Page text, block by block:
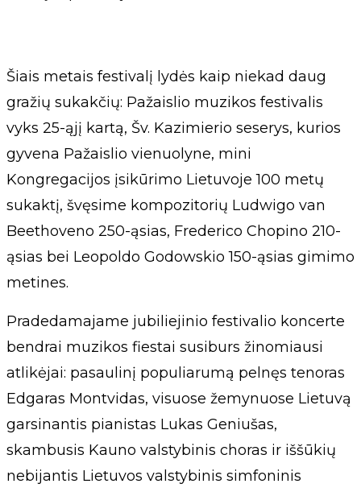
Šiais metais festivalį lydės kaip niekad daug
gražių sukakčių: Pažaislio muzikos festivalis
vyks 25-ąjį kartą, Šv. Kazimierio seserys, kurios
gyvena Pažaislio vienuolyne, mini
Kongregacijos įsikūrimo Lietuvoje 100 metų
sukaktį, švęsime kompozitorių Ludwigo van
Beethoveno 250-ąsias, Frederico Chopino 210-
ąsias bei Leopoldo Godowskio 150-ąsias gimimo
metines.
Pradedamajame jubiliejinio festivalio koncerte
bendrai muzikos fiestai susiburs žinomiausi
atlikėjai: pasaulinį populiarumą pelnęs tenoras
Edgaras Montvidas, visuose žemynuose Lietuvą
garsinantis pianistas Lukas Geniušas,
skambusis Kauno valstybinis choras ir iššūkių
nebijantis Lietuvos valstybinis simfoninis